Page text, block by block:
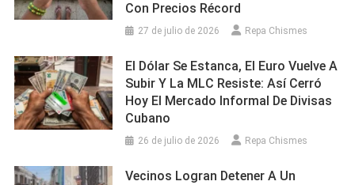
Con Precios Récord
27 de julio de 2026 Repa Chismes
El Dólar Se Estanca, El Euro Vuelve A
Subir Y La MLC Resiste: Así Cerró
Hoy El Mercado Informal De Divisas
Cubano
26 de julio de 2026 Repa Chismes
Vecinos Logran Detener A Un